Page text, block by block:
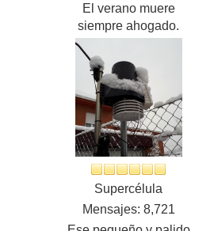
El verano muere
siempre ahogado.
Supercélula
Mensajes: 8,721